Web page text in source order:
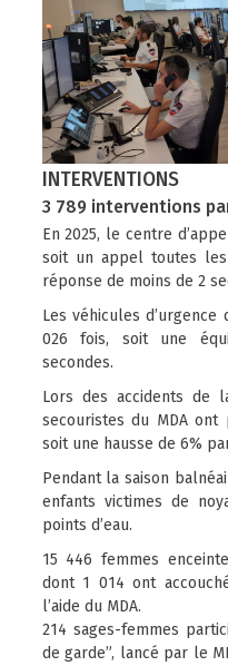
INTERVENTIONS
3 789 interventions
En 2025, le centre
soit un appel toutes
réponse de moins de 2
Les véhicules
026 fois, soit une
secondes.
Lors des accidents de
secouristes du MDA
soit une hausse de 6%
Pendant la saison
enfants victimes de
points d’eau.
15 446 femmes
dont 1 014 ont
l’aide du MDA.
214 sages-femmes
de garde”, lancé par le